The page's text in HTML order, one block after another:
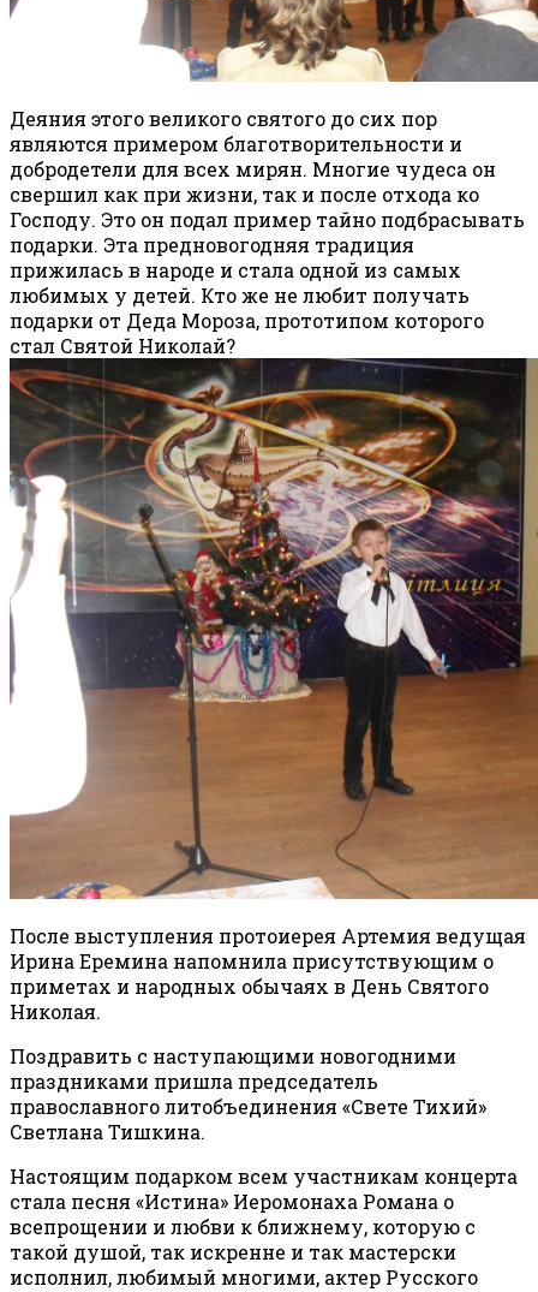
Деяния этого великого святого до сих пор
являются примером благотворительности и
добродетели для всех мирян. Многие чудеса он
свершил как при жизни, так и после отхода ко
Господу. Это он подал пример тайно подбрасывать
подарки. Эта предновогодняя традиция
прижилась в народе и стала одной из самых
любимых у детей. Кто же не любит получать
подарки от Деда Мороза, прототипом которого
стал Святой Николай?
После выступления протоиерея Артемия ведущая
Ирина Еремина напомнила присутствующим о
приметах и народных обычаях в День Святого
Николая.
Поздравить с наступающими новогодними
праздниками пришла председатель
православного литобъединения «Свете Тихий»
Светлана Тишкина.
Настоящим подарком всем участникам концерта
стала песня «Истина» Иеромонаха Романа о
всепрощении и любви к ближнему, которую с
такой душой, так искренне и так мастерски
исполнил, любимый многими, актер Русского